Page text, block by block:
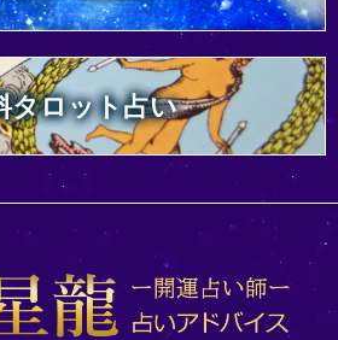
タロット占い